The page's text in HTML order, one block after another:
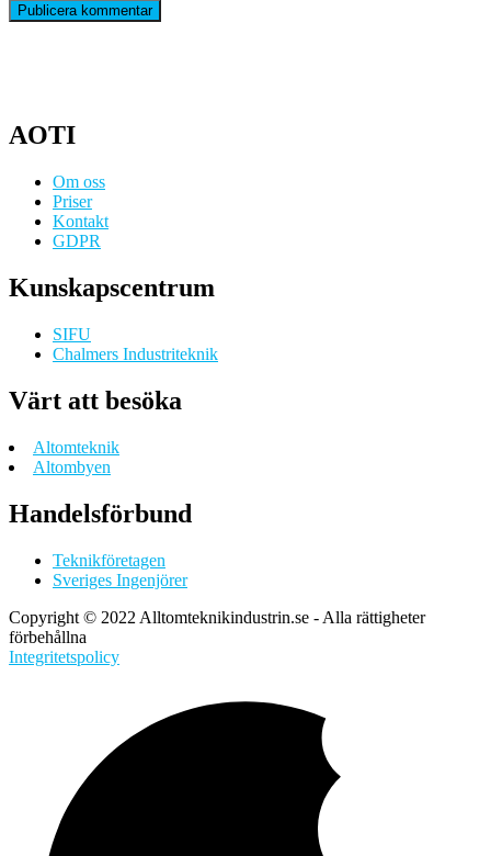
AOTI
Om oss
Priser
Kontakt
GDPR
Kunskapscentrum
SIFU
Chalmers Industriteknik
Värt att besöka
Altomteknik
Altombyen
Handelsförbund
Teknikföretagen
Sveriges Ingenjörer
Copyright © 2022 Alltomteknikindustrin.se - Alla rättigheter
förbehållna
Integritetspolicy